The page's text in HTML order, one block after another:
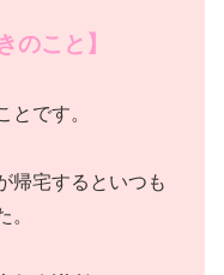
のこと】
とです。
帰宅するといつも
。